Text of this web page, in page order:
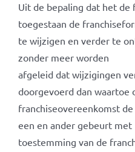
Uit de bepaling dat het de
toegestaan de
te wijzigen en verder te
zonder meer worden
afgeleid dat wijzigingen
doorgevoerd dan waartoe
franchiseovereenkomst
een en ander gebeurt met
toestemming van de